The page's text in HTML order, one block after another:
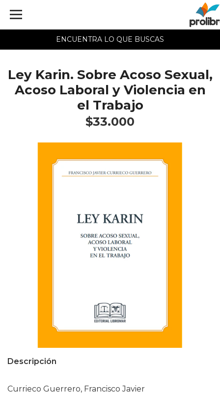
ENCUENTRA LO QUE BUSCAS
Ley Karin. Sobre Acoso Sexual,
Acoso Laboral y Violencia en
el Trabajo
$33.000
Descripción
Currieco Guerrero, Francisco Javier